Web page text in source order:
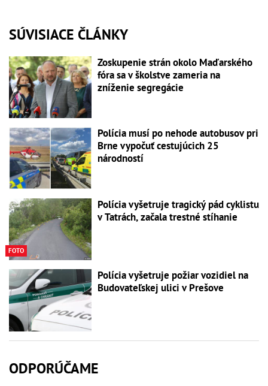
SÚVISIACE ČLÁNKY
Zoskupenie strán okolo Maďarského
fóra sa v školstve zameria na
zníženie segregácie
Polícia musí po nehode autobusov pri
Brne vypočuť cestujúcich 25
národností
FOTO
Polícia vyšetruje tragický pád cyklistu
v Tatrách, začala trestné stíhanie
Polícia vyšetruje požiar vozidiel na
Budovateľskej ulici v Prešove
ODPORÚČAME